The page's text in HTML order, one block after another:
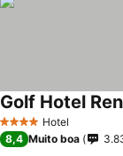
4 EstrelasHotel
Golf Hotel
8,4 Muito boa